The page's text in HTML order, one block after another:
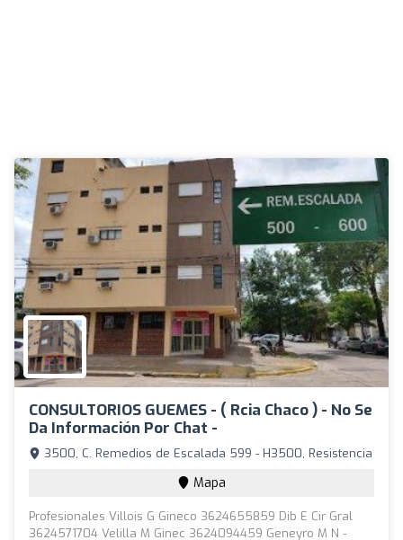
CONSULTORIOS GUEMES - ( Rcia Chaco ) - No Se
Da Información Por Chat -
3500, C. Remedios de Escalada 599 - H3500, Resistencia
Mapa
Profesionales Villois G Gineco 3624655859 Dib E Cir Gral
3624571704 Velilla M Ginec 3624094459 Geneyro M N -